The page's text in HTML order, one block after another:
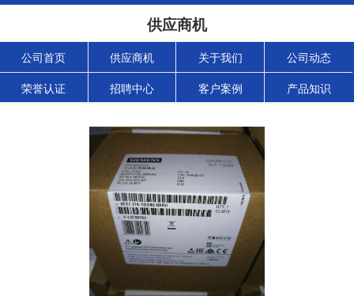
供应商机
公司首页 供应商机 关于我们 公司动态
荣誉认证 招聘中心 客户案例 产品知识